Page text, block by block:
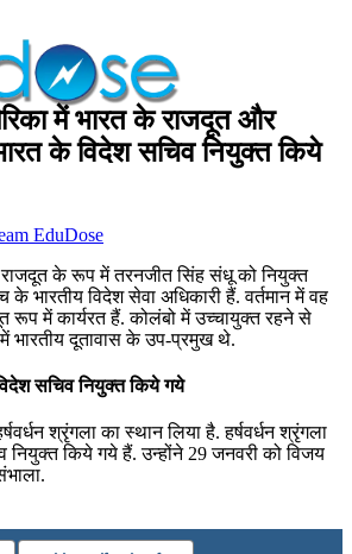
में भारत के राजदूत और
के विदेश सचिव नियुक्त किये
EduDose
के रूप में तरनजीत सिंह संधू को नियुक्त
भारतीय विदेश सेवा अधिकारी हैं. वर्तमान में वह
रूप में कार्यरत हैं. कोलंबो में उच्चायुक्त रहने से
भारतीय दूतावास के उप-प्रमुख थे.
सचिव नियुक्त किये गये
श्रृंगला का स्थान लिया है. हर्षवर्धन श्रृंगला
किये गये हैं. उन्होंने 29 जनवरी को विजय